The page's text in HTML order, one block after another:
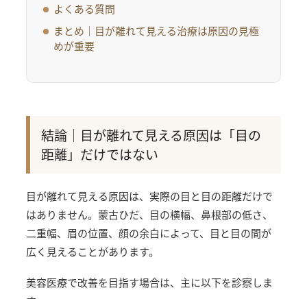
よくある質問
まとめ｜目が離れて見える治療は原因の見極
めが重要
結論｜目が離れて見える原因は「目の
距離」だけではない
目が離れて見える原因は、実際の目と目の距離だけで
はありません。蒙古ひだ、目の横幅、鼻根部の低さ、
二重幅、眉の位置、顔の余白によって、目と目の間が
広く見えることがあります。
美容医療で改善を目指す場合は、主に以下を診察しま